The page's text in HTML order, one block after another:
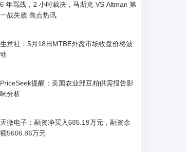
6 年骂战，2 小时裁决，马斯克 VS Altman 第
一战失败 焦点热讯
生意社：5月18日MTBE外盘市场收盘价格波
动
PriceSeek提醒：美国农业部豆粕供需报告影
响分析
天微电子：融资净买入685.19万元，融资余
额5606.86万元